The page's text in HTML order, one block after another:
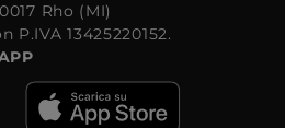
Rho (MI)
P.IVA 13425220152.